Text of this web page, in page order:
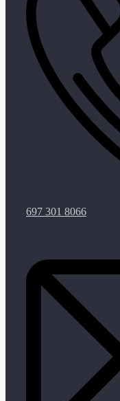
697 301 8066